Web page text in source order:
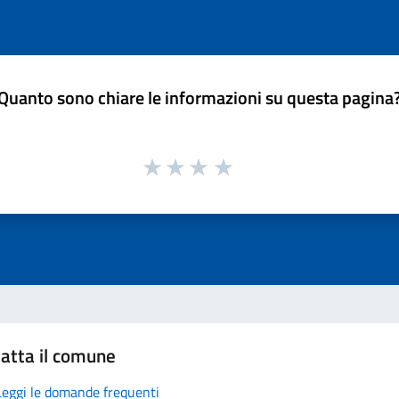
sono chiare le informazioni su questa
il comune
le domande frequenti